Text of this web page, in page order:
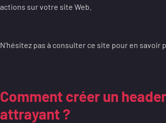
actions sur votre site Web.
N’hésitez pas à consulter ce site pour en savoir
Comment créer un
attrayant ?